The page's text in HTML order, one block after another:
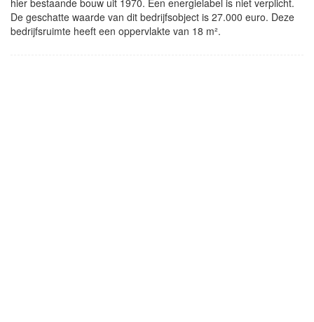
hier bestaande bouw uit 1970. Een energielabel is niet verplicht.
De geschatte waarde van dit bedrijfsobject is 27.000 euro. Deze
bedrijfsruimte heeft een oppervlakte van 18 m².